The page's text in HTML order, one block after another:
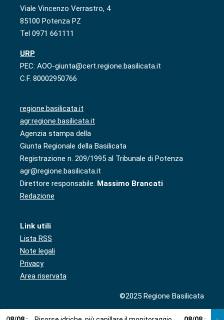
Viale Vincenzo Verrastro, 4
85100 Potenza PZ
Tel 0971 661111
URP
PEC: AOO-giunta@cert.regione.basilicata.it
C.F. 80002950766
regione.basilicata.it
agr.regione.basilicata.it
Agenzia stampa della
Giunta Regionale della Basilicata
Registrazione n. 209/1995 al Tribunale di Potenza
agr@regione.basilicata.it
Direttore responsabile: Massimo Brancati
Redazione
Link utili
Lista RSS
Note legali
Privacy
Area riservata
©2025 Regione Basilicata